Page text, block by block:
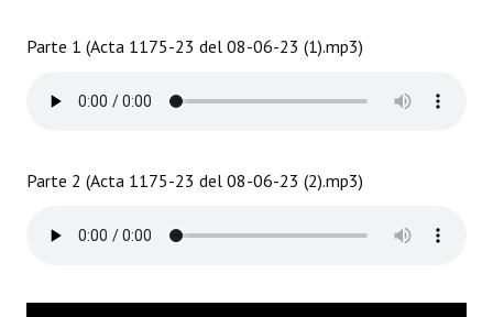
Carta Orgánica 2007
Organigrama
Parte 1 (Acta 1175-23 del 08-06-23 (1).mp3)
Parte 2 (Acta 1175-23 del 08-06-23 (2).mp3)